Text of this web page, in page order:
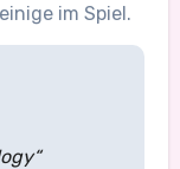
im Spiel.